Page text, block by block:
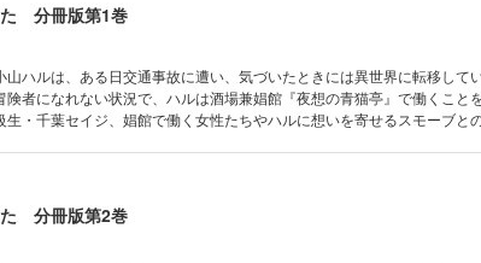
た 分冊版第1巻
ハルは、ある日交通事故に遭い、気づいたときには異世界に転移してい
者になれない状況で、ハルは酒場兼娼館『夜想の青猫亭』で働くこと
・千葉セイジ、娼館で働く女性たちやハルに想いを寄せるスモーブと
分冊版第1巻！
た 分冊版第2巻